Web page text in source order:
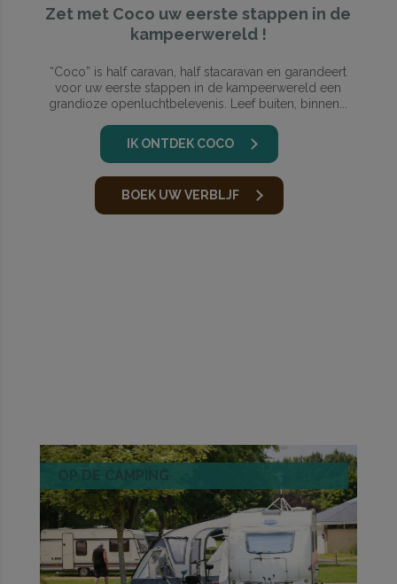
Zet met Coco uw eerste stappen in de
kampeerwereld !
“Coco” is half caravan, half stacaravan en garandeert
voor uw eerste stappen in de kampeerwereld een
grandioze openluchtbelevenis. Leef buiten, binnen...
IK ONTDEK COCO
BOEK UW VERBLJF
OP DE CAMPING